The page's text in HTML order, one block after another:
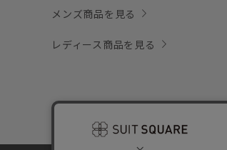
メンズ商品を見る
レディース商品を見る